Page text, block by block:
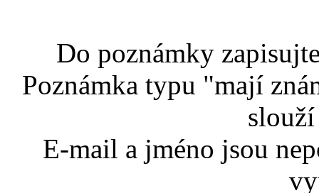
Do poznámky
Poznámka typu "mají
E-mail a jméno jsou